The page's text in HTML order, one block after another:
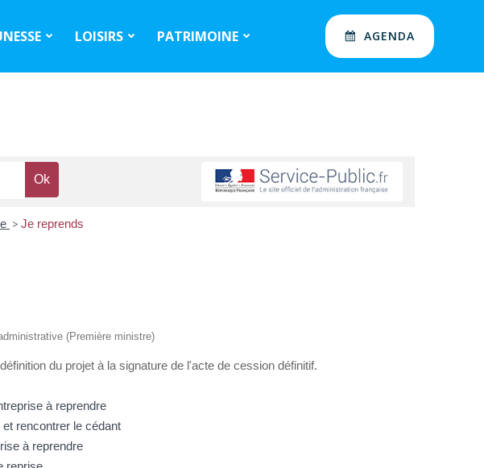
LOISIRS PATRIMOINE AGENDA
> Je reprends
(Première ministre)
du projet à la signature de l'acte de cession définitif.
à reprendre
rencontrer le cédant
à reprendre